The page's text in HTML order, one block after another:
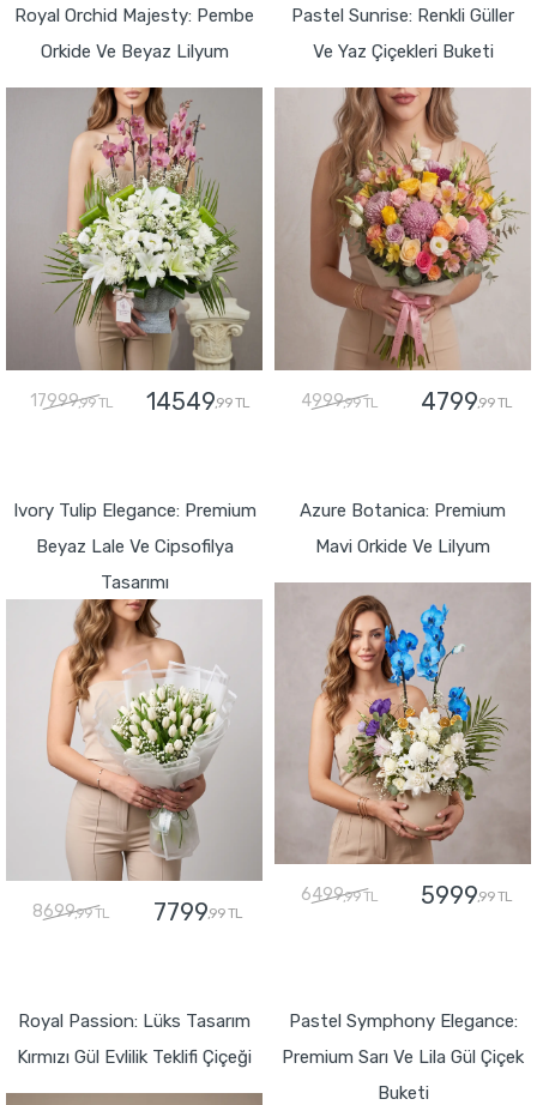
Royal Orchid Majesty: Pembe
Orkide Ve Beyaz Lilyum
17999,99 TL 14549,99 TL
Pastel Sunrise: Renkli Güller
Ve Yaz Çiçekleri Buketi
4999,99 TL 4799,99 TL
Ivory Tulip Elegance: Premium
Beyaz Lale Ve Cipsofilya
Tasarımı
8699,99 TL 7799,99 TL
Azure Botanica: Premium
Mavi Orkide Ve Lilyum
6499,99 TL 5999,99 TL
Royal Passion: Lüks Tasarım
Kırmızı Gül Evlilik Teklifi Çiçeği
Pastel Symphony Elegance:
Premium Sarı Ve Lila Gül Çiçek
Buketi